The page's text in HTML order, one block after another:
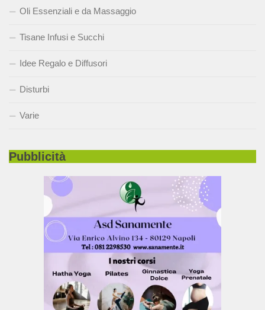
Oli Essenziali e da Massaggio
Tisane Infusi e Succhi
Idee Regalo e Diffusori
Disturbi
Varie
Pubblicità